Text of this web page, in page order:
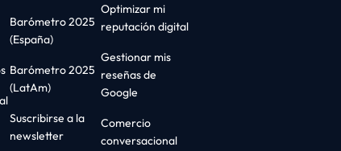
Barómetro 2025
(España)
Barómetro 2025
(LatAm)
Suscribirse a la
newsletter
Optimizar mi
reputación digital
Gestionar mis
reseñas de
Google
Comercio
conversacional